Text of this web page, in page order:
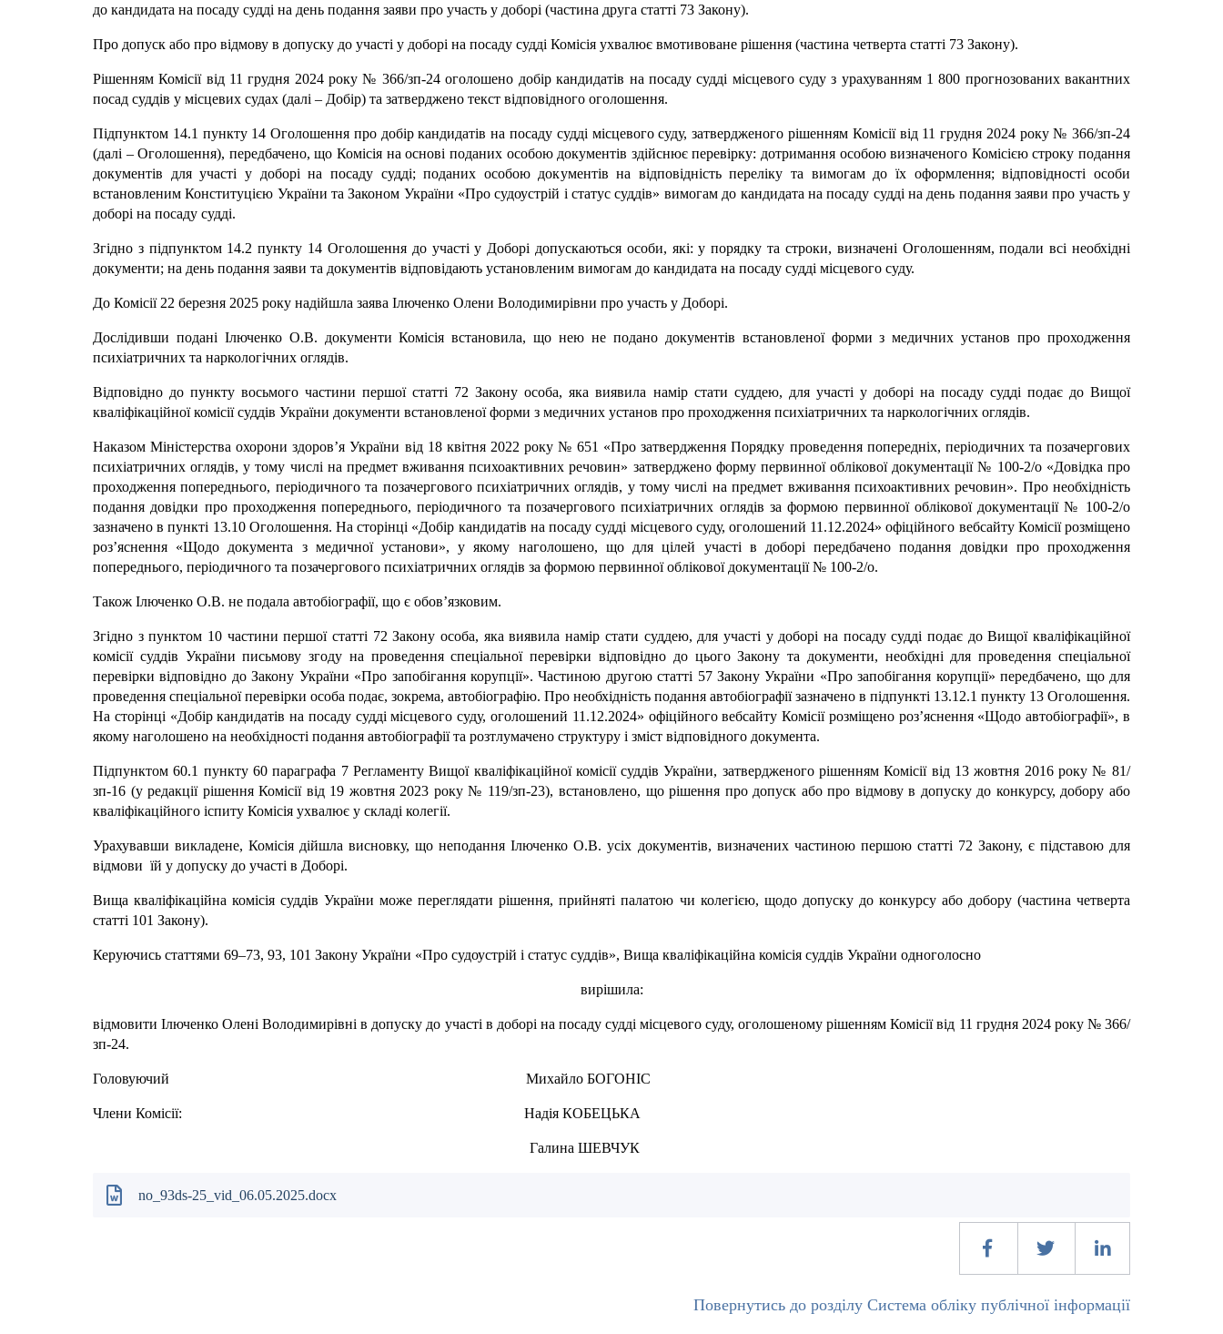
до кандидата на посаду судді на день подання заяви про участь у доборі (частина друга статті 73 Закону).
Про допуск або про відмову в допуску до участі у доборі на посаду судді Комісія ухвалює вмотивоване рішення (частина четверта статті 73 Закону).
Рішенням Комісії від 11 грудня 2024 року № 366/зп-24 оголошено добір кандидатів на посаду судді місцевого суду з урахуванням 1 800 прогнозованих вакантних
посад суддів у місцевих судах (далі – Добір) та затверджено текст відповідного оголошення.
Підпунктом 14.1 пункту 14 Оголошення про добір кандидатів на посаду судді місцевого суду, затвердженого рішенням Комісії від 11 грудня 2024 року № 366/зп-24
(далі – Оголошення), передбачено, що Комісія на основі поданих особою документів здійснює перевірку: дотримання особою визначеного Комісією строку подання
документів для участі у доборі на посаду судді; поданих особою документів на відповідність переліку та вимогам до їх оформлення; відповідності особи
встановленим Конституцією України та Законом України «Про судоустрій і статус суддів» вимогам до кандидата на посаду судді на день подання заяви про участь у
доборі на посаду судді.
Згідно з підпунктом 14.2 пункту 14 Оголошення до участі у Доборі допускаються особи, які: у порядку та строки, визначені Оголошенням, подали всі необхідні
документи; на день подання заяви та документів відповідають установленим вимогам до кандидата на посаду судді місцевого суду.
До Комісії 22 березня 2025 року надійшла заява Ілюченко Олени Володимирівни про участь у Доборі.
Дослідивши подані Ілюченко О.В. документи Комісія встановила, що нею не подано документів встановленої форми з медичних установ про проходження
психіатричних та наркологічних оглядів.
Відповідно до пункту восьмого частини першої статті 72 Закону особа, яка виявила намір стати суддею, для участі у доборі на посаду судді подає до Вищої
кваліфікаційної комісії суддів України документи встановленої форми з медичних установ про проходження психіатричних та наркологічних оглядів.
Наказом Міністерства охорони здоров’я України від 18 квітня 2022 року № 651 «Про затвердження Порядку проведення попередніх, періодичних та позачергових
психіатричних оглядів, у тому числі на предмет вживання психоактивних речовин» затверджено форму первинної облікової документації № 100-2/о «Довідка про
проходження попереднього, періодичного та позачергового психіатричних оглядів, у тому числі на предмет вживання психоактивних речовин». Про необхідність
подання довідки про проходження попереднього, періодичного та позачергового психіатричних оглядів за формою первинної облікової документації № 100-2/о
зазначено в пункті 13.10 Оголошення. На сторінці «Добір кандидатів на посаду судді місцевого суду, оголошений 11.12.2024» офіційного вебсайту Комісії розміщено
роз’яснення «Щодо документа з медичної установи», у якому наголошено, що для цілей участі в доборі передбачено подання довідки про проходження
попереднього, періодичного та позачергового психіатричних оглядів за формою первинної облікової документації № 100-2/о.
Також Ілюченко О.В. не подала автобіографії, що є обов’язковим.
Згідно з пунктом 10 частини першої статті 72 Закону особа, яка виявила намір стати суддею, для участі у доборі на посаду судді подає до Вищої кваліфікаційної
комісії суддів України письмову згоду на проведення спеціальної перевірки відповідно до цього Закону та документи, необхідні для проведення спеціальної
перевірки відповідно до Закону України «Про запобігання корупції». Частиною другою статті 57 Закону України «Про запобігання корупції» передбачено, що для
проведення спеціальної перевірки особа подає, зокрема, автобіографію. Про необхідність подання автобіографії зазначено в підпункті 13.12.1 пункту 13 Оголошення.
На сторінці «Добір кандидатів на посаду судді місцевого суду, оголошений 11.12.2024» офіційного вебсайту Комісії розміщено роз’яснення «Щодо автобіографії», в
якому наголошено на необхідності подання автобіографії та розтлумачено структуру і зміст відповідного документа.
Підпунктом 60.1 пункту 60 параграфа 7 Регламенту Вищої кваліфікаційної комісії суддів України, затвердженого рішенням Комісії від 13 жовтня 2016 року № 81/
зп-16 (у редакції рішення Комісії від 19 жовтня 2023 року № 119/зп-23), встановлено, що рішення про допуск або про відмову в допуску до конкурсу, добору або
кваліфікаційного іспиту Комісія ухвалює у складі колегії.
Урахувавши викладене, Комісія дійшла висновку, що неподання Ілюченко О.В. усіх документів, визначених частиною першою статті 72 Закону, є підставою для
відмови їй у допуску до участі в Доборі.
Вища кваліфікаційна комісія суддів України може переглядати рішення, прийняті палатою чи колегією, щодо допуску до конкурсу або добору (частина четверта
статті 101 Закону).
Керуючись статтями 69–73, 93, 101 Закону України «Про судоустрій і статус суддів», Вища кваліфікаційна комісія суддів України одноголосно
вирішила:
відмовити Ілюченко Олені Володимирівні в допуску до участі в доборі на посаду судді місцевого суду, оголошеному рішенням Комісії від 11 грудня 2024 року № 366/
зп-24.
Головуючий Михайло БОГОНІС
Члени Комісії: Надія КОБЕЦЬКА
Галина ШЕВЧУК
no_93ds-25_vid_06.05.2025.docx
Повернутись до розділу Система обліку публічної інформації